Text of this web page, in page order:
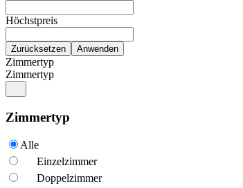
Höchstpreis
Zimmertyp
Zimmertyp
Zimmertyp
Alle
Einzelzimmer
Doppelzimmer